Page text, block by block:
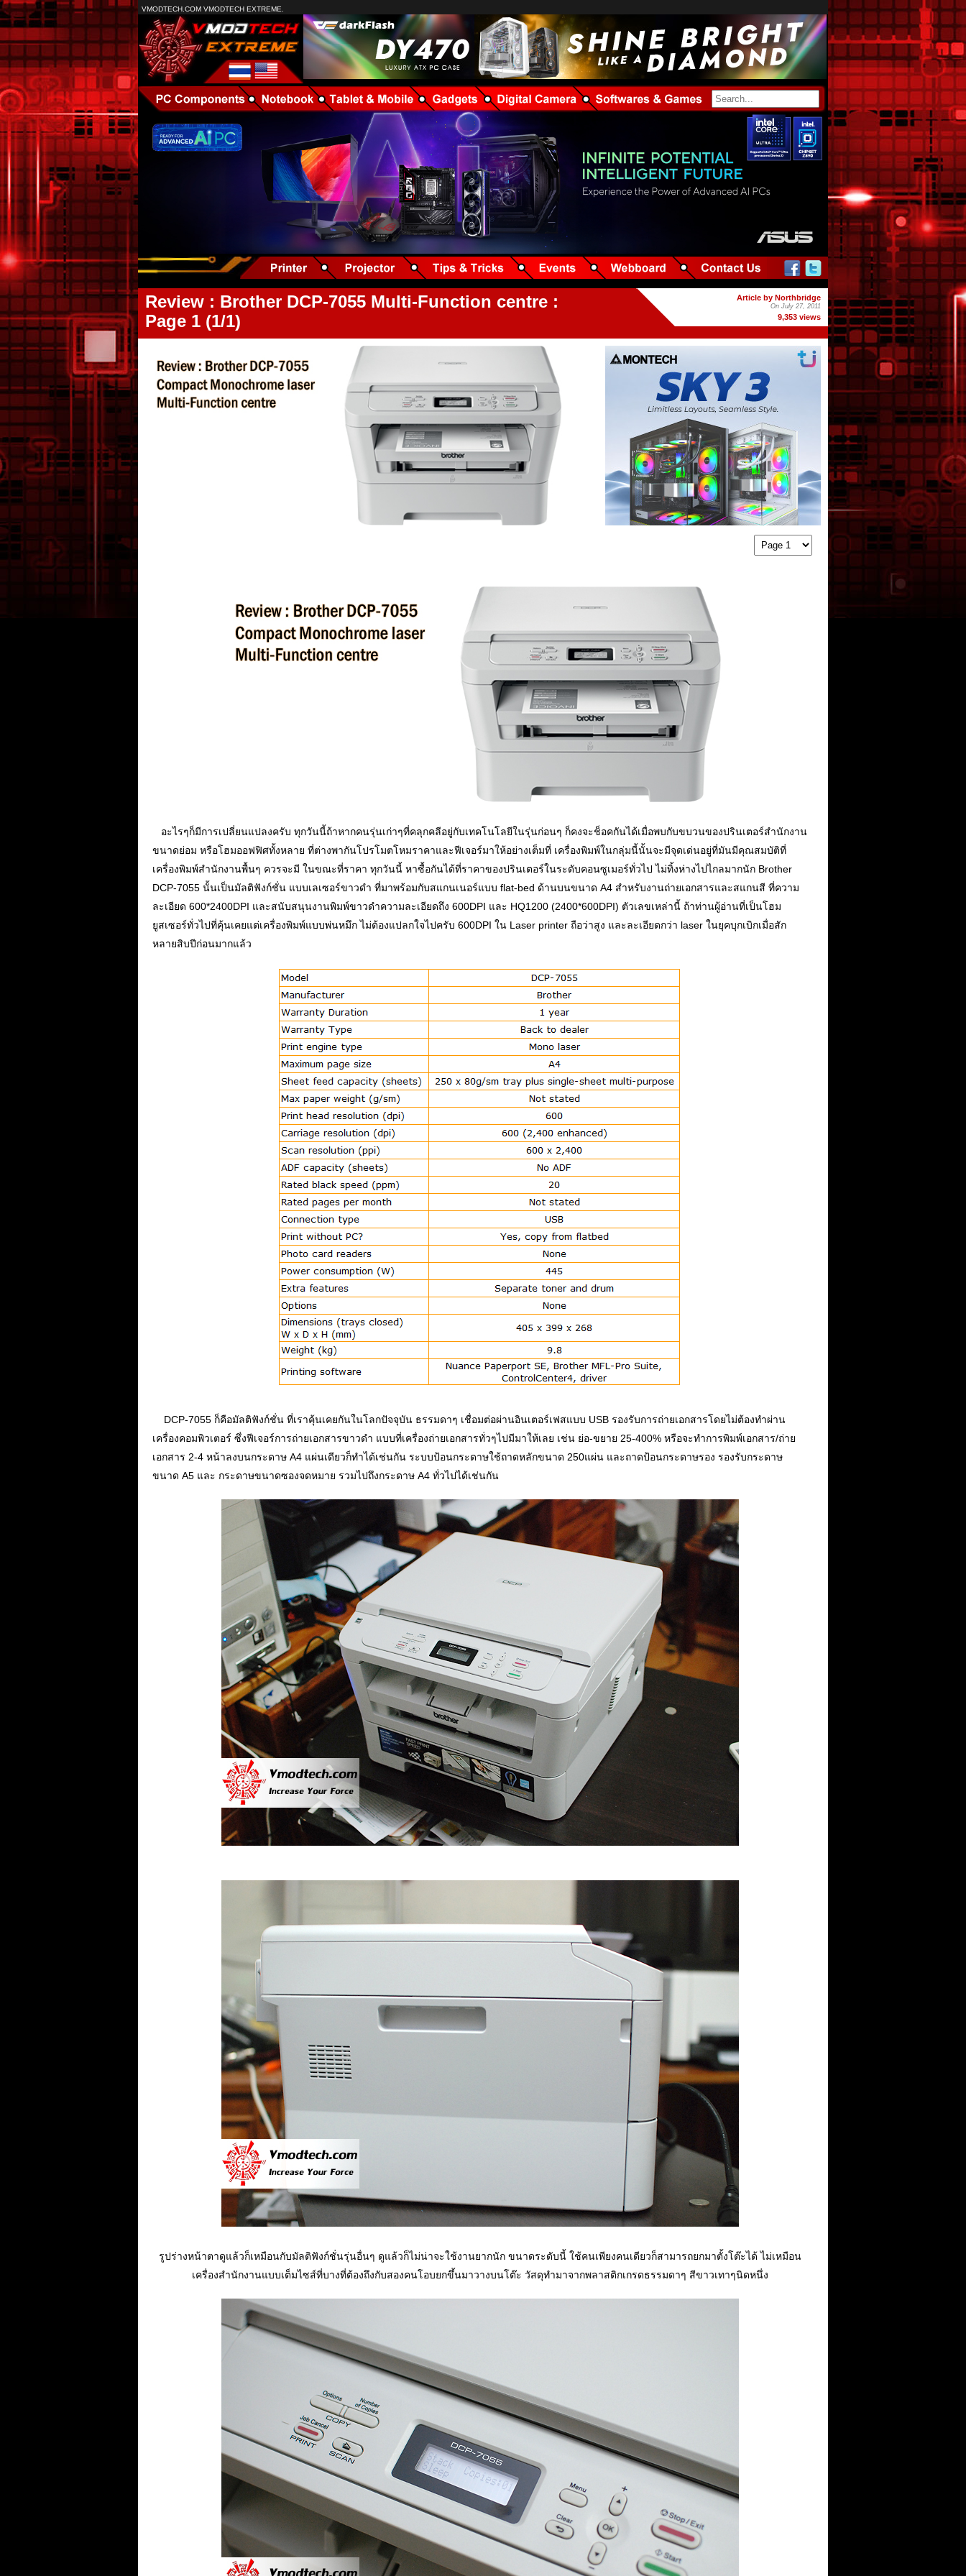
VMODTECH.COM VMODTECH EXTREME.
Review : Brother DCP-7055 Multi-Function centre :
Page 1 (1/1)
Article by Northbridge
On July 27, 2011
9,353 views
อะไรๆก็มีการเปลี่ยนแปลงครับ ทุกวันนี้ถ้าหากคนรุ่นเก่าๆที่คลุกคลีอยู่กับเทคโนโลยีในรุ่นก่อนๆ ก็คงจะช็อคกันได้เมื่อพบกับขบวนของปรินเตอร์สำนักงาน
ขนาดย่อม หรือโฮมออฟฟิศทั้งหลาย ที่ต่างพากันโปรโมตโหมราคาและฟีเจอร์มาให้อย่างเต็มที่ เครื่องพิมพ์ในกลุ่มนี้นั้นจะมีจุดเด่นอยู่ที่มันมีคุณสมบัติที่
เครื่องพิมพ์สำนักงานพื้นๆ ควรจะมี ในขณะที่ราคา ทุกวันนี้ หาซื้อกันได้ที่ราคาของปรินเตอร์ในระดับคอนซูเมอร์ทั่วไป ไม่ทิ้งห่างไปไกลมากนัก Brother
DCP-7055 นั้นเป็นมัลติฟังก์ชั่น แบบเลเซอร์ขาวดำ ที่มาพร้อมกับสแกนเนอร์แบบ flat-bed ด้านบนขนาด A4 สำหรับงานถ่ายเอกสารและสแกนสี ที่ความ
ละเอียด 600*2400DPI และสนับสนุนงานพิมพ์ขาวดำความละเอียดถึง 600DPI และ HQ1200 (2400*600DPI) ตัวเลขเหล่านี้ ถ้าท่านผู้อ่านที่เป็นโฮม
ยูสเซอร์ทั่วไปที่คุ้นเคยแต่เครื่องพิมพ์แบบพ่นหมึก ไม่ต้องแปลกใจไปครับ 600DPI ใน Laser printer ถือว่าสูง และละเอียดกว่า laser ในยุคบุกเบิกเมื่อสัก
หลายสิบปีก่อนมากแล้ว
DCP-7055 ก็คือมัลติฟังก์ชั่น ที่เราคุ้นเคยกันในโลกปัจจุบัน ธรรมดาๆ เชื่อมต่อผ่านอินเตอร์เฟสแบบ USB รองรับการถ่ายเอกสารโดยไม่ต้องทำผ่าน
เครื่องคอมพิวเตอร์ ซึ่งฟีเจอร์การถ่ายเอกสารขาวดำ แบบที่เครื่องถ่ายเอกสารทั่วๆไปมีมาให้เลย เช่น ย่อ-ขยาย 25-400% หรือจะทำการพิมพ์เอกสาร/ถ่าย
เอกสาร 2-4 หน้าลงบนกระดาษ A4 แผ่นเดียวก็ทำได้เช่นกัน ระบบป้อนกระดาษใช้ถาดหลักขนาด 250แผ่น และถาดป้อนกระดาษรอง รองรับกระดาษ
ขนาด A5 และ กระดาษขนาดซองจดหมาย รวมไปถึงกระดาษ A4 ทั่วไปได้เช่นกัน
รูปร่างหน้าตาดูแล้วก็เหมือนกับมัลติฟังก์ชั่นรุ่นอื่นๆ ดูแล้วก็ไม่น่าจะใช้งานยากนัก ขนาดระดับนี้ ใช้คนเพียงคนเดียวก็สามารถยกมาตั้งโต๊ะได้ ไม่เหมือน
เครื่องสำนักงานแบบเต็มไซส์ที่บางที่ต้องถึงกับสองคนโอบยกขึ้นมาวางบนโต๊ะ วัสดุทำมาจากพลาสติกเกรดธรรมดาๆ สีขาวเทาๆนิดหนึ่ง